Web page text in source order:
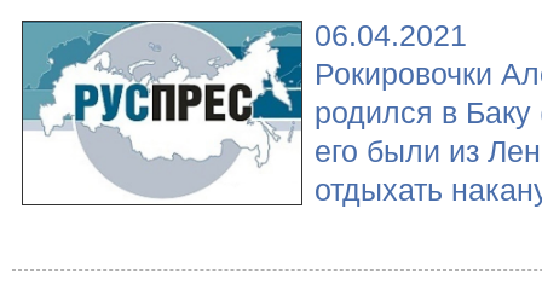
06.04.2021
Рокировочки
родился в
его были из
отдыхать